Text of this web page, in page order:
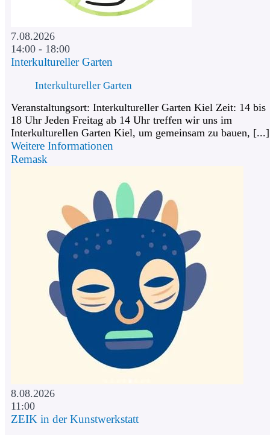
7.08.2026
14:00 - 18:00
Interkultureller Garten
Interkultureller Garten
Veranstaltungsort: Interkultureller Garten Kiel Zeit: 14 bis
18 Uhr Jeden Freitag ab 14 Uhr treffen wir uns im
Interkulturellen Garten Kiel, um gemeinsam zu bauen, [...]
Weitere Informationen
Remask
8.08.2026
11:00
ZEIK in der Kunstwerkstatt